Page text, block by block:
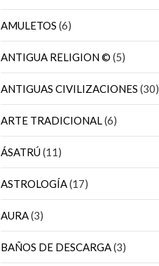
AMULETOS (6)
ANTIGUA RELIGION © (5)
ANTIGUAS CIVILIZACIONES (30)
ARTE TRADICIONAL(6)
ÁSATRÚ(11)
ASTROLOGÍA(17)
AURA(3)
BAÑOS DE DESCARGA(3)